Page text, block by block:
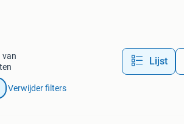
van
Lijst
Verwijder filters